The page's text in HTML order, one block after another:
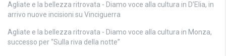
Agliate e la bellezza ritrovata - Diamo voce alla cultura in D’Elia, in
arrivo nuove incisioni su Vinciguerra
Agliate e la bellezza ritrovata - Diamo voce alla cultura in Monza,
successo per “Sulla riva della notte”